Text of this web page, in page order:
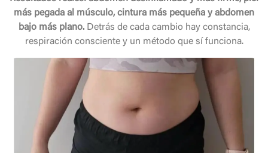
más pegada al músculo, cintura más pequeña y abdomen
bajo más plano.Detrás de cada cambio hay constancia,
respiración consciente y un método que sí funciona.